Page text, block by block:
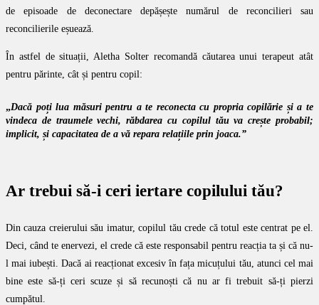
de episoade de deconectare depășește numărul de reconcilieri sau
reconcilierile eșuează.
În astfel de situații, Aletha Solter recomandă căutarea unui terapeut atât
pentru părinte, cât și pentru copil:
„Dacă poți lua măsuri pentru a te reconecta cu propria copilărie și a te
vindeca de traumele vechi, răbdarea cu copilul tău va crește probabil;
implicit, și capacitatea de a vă repara relațiile prin joaca.”
Ar trebui să-i ceri iertare copilului tău?
Din cauza creierului său imatur, copilul tău crede că totul este centrat pe el.
Deci, când te enervezi, el crede că este responsabil pentru reacția ta și că nu-
l mai iubești. Dacă ai reacționat excesiv în fața micuțului tău, atunci cel mai
bine este să-ți ceri scuze și să recunoști că nu ar fi trebuit să-ți pierzi
cumpătul.